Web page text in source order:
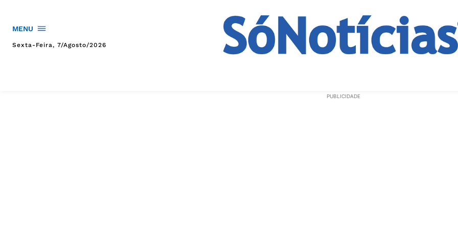
MENU
Sexta-Feira, 7/agosto/2026
PUBLICIDADE